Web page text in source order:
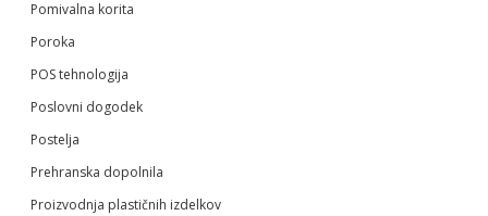
Pomivalna korita
Poroka
POS tehnologija
Poslovni dogodek
Postelja
Prehranska dopolnila
Proizvodnja plastičnih izdelkov